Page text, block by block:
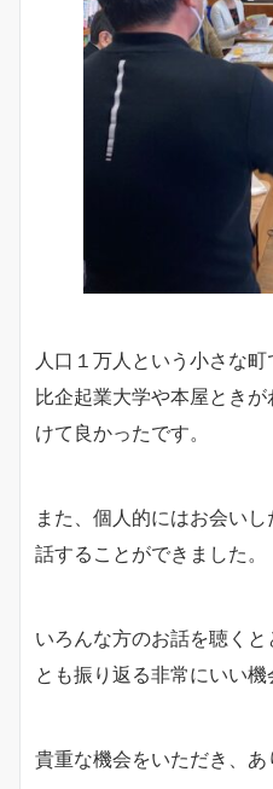
人口１万人という小さな町
比企起業大学や本屋とき
けて良かったです。
また、個人的にはお会い
話することができました。
いろんな方のお話を聴く
とも振り返る非常にいい機
貴重な機会をいただき、あ